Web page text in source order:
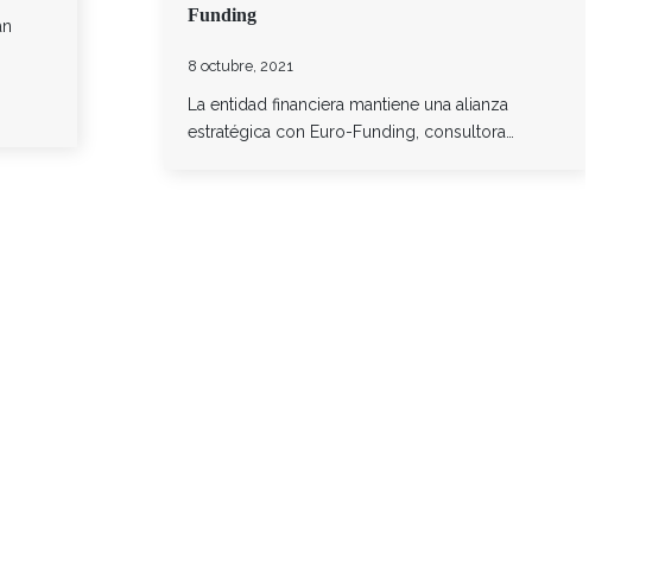
Funding
8 octubre, 2021
La entidad financiera mantiene una alianza
estratégica con Euro-Funding, consultora…